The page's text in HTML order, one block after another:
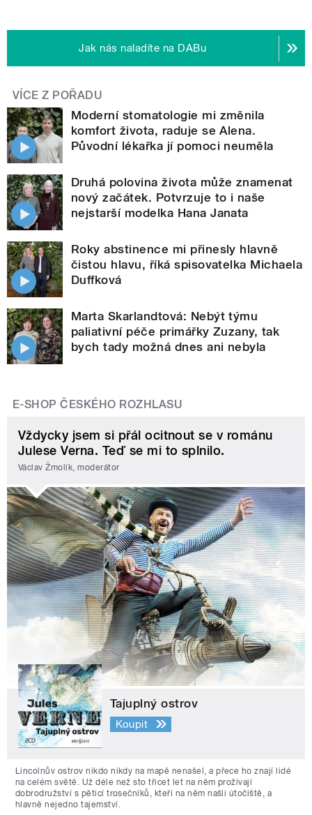
Jak nás naladíte na DABu
VÍCE Z POŘADU
Moderní stomatologie mi změnila
komfort života, raduje se Alena.
Původní lékařka jí pomoci neuměla
Druhá polovina života může znamenat
nový začátek. Potvrzuje to i naše
nejstarší modelka Hana Janata
Roky abstinence mi přinesly hlavně
čistou hlavu, říká spisovatelka Michaela
Duffková
Marta Skarlandtová: Nebýt týmu
paliativní péče primářky Zuzany, tak
bych tady možná dnes ani nebyla
E-SHOP ČESKÉHO ROZHLASU
Vždycky jsem si přál ocitnout se v románu
Julese Verna. Teď se mi to splnilo.
Václav Žmolík, moderátor
Tajuplný ostrov
Koupit
Lincolnův ostrov nikdo nikdy na mapě nenašel, a přece ho znají lidé
na celém světě. Už déle než sto třicet let na něm prožívají
dobrodružství s pěticí trosečníků, kteří na něm našli útočiště, a
hlavně nejedno tajemství.